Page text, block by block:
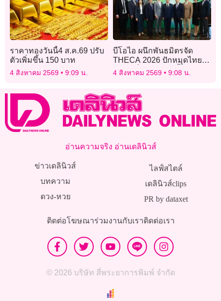
ราคาทองวันนี้4 ส.ค.69 ปรับ
ตัวเพิ่มขึ้น 150 บาท
4 สิงหาคม 2569 9:09 น.
บีโอไอ ผนึกพันธมิตรจัด
THECA 2026 ปักหมุดไทย
ฐานอิเล็กทรอนิกส์ขั้นสูงแห่ง
4 สิงหาคม 2569 9:08 น.
อ่านความจริง อ่านเดลินิวส์
ข่าวเดลินิวส์
บทความ
ดวง-หวย
ไลฟ์สไตล์
เดลินิวส์clips
PR by dataxet
ติดต่อโฆษณาร่วมงานกับเราติดต่อเรา
© 2026 บริษัท สี่พระยาการพิมพ์ จำกัด